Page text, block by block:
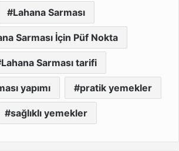
Lahana Sarması
Sarması İçin Püf Nokta
Lahana Sarması tarifi
yapımı pratik yemekler
sağlıklı yemekler